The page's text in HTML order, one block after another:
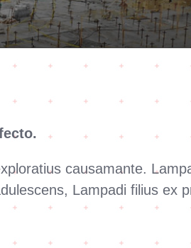
causamante.
Lampadi filius ex